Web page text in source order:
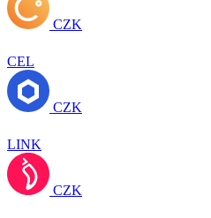
CZK
CEL
CZK
LINK
CZK